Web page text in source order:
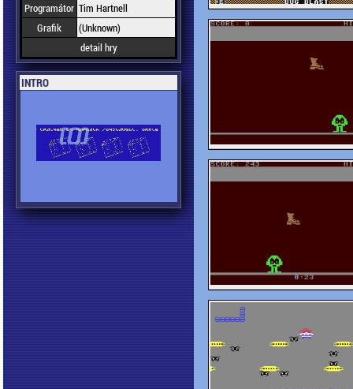
Programátor Tim Hartnell
Grafik
(Unknown)
detail hry
INTRO